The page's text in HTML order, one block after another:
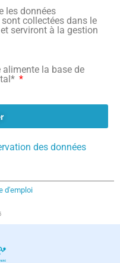
les données
collectées dans le
serviront à la gestion
la base de
des données
d'emploi